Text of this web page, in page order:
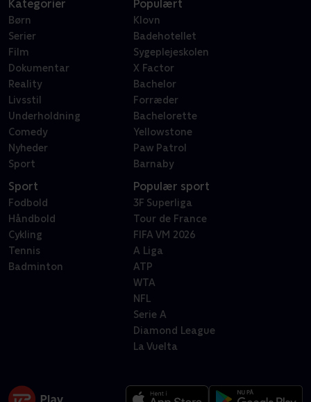
Kategorier
Børn
Serier
Film
Dokumentar
Reality
Livsstil
Underholdning
Comedy
Nyheder
Sport
Populært
Klovn
Badehotellet
Sygeplejeskolen
X Factor
Bachelor
Forræder
Bachelorette
Yellowstone
Paw Patrol
Barnaby
Sport
Fodbold
Håndbold
Cykling
Tennis
Badminton
Populær sport
3F Superliga
Tour de France
FIFA VM 2026
A Liga
ATP
WTA
NFL
Serie A
Diamond League
La Vuelta